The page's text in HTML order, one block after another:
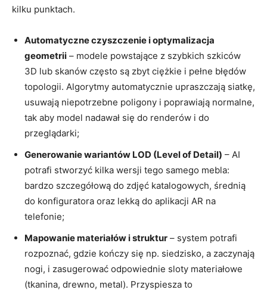
kilku punktach.
Automatyczne czyszczenie i optymalizacja
geometrii – modele powstające z szybkich szkiców
3D lub skanów często są zbyt ciężkie i pełne błędów
topologii. Algorytmy automatycznie upraszczają siatkę,
usuwają niepotrzebne poligony i poprawiają normalne,
tak aby model nadawał się do renderów i do
przeglądarki;
Generowanie wariantów LOD (Level of Detail) – AI
potrafi stworzyć kilka wersji tego samego mebla:
bardzo szczegółową do zdjęć katalogowych, średnią
do konfiguratora oraz lekką do aplikacji AR na
telefonie;
Mapowanie materiałów i struktur – system potrafi
rozpoznać, gdzie kończy się np. siedzisko, a zaczynają
nogi, i zasugerować odpowiednie sloty materiałowe
(tkanina, drewno, metal). Przyspiesza to